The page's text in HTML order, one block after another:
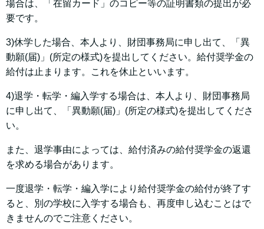
場合は、「在留カード」のコピー等の証明書類の提出が必
要です。
3)休学した場合、本人より、財団事務局に申し出て、「異
動願(届)」(所定の様式)を提出してください。給付奨学金の
給付は止まります。これを休止といいます。
4)退学・転学・編入学する場合は、本人より、財団事務局
に申し出て、「異動願(届)」(所定の様式)を提出してくださ
い。
また、退学事由によっては、給付済みの給付奨学金の返還
を求める場合があります。
一度退学・転学・編入学により給付奨学金の給付が終了す
ると、別の学校に入学する場合も、再度申し込むことはで
きませんのでご注意ください。